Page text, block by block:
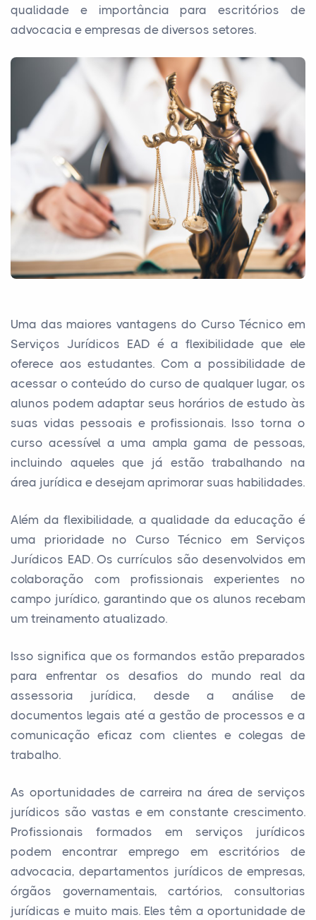
qualidade e importância para escritórios de
advocacia e empresas de diversos setores.
Uma das maiores vantagens do Curso Técnico em
Serviços Jurídicos EAD é a flexibilidade que ele
oferece aos estudantes. Com a possibilidade de
acessar o conteúdo do curso de qualquer lugar, os
alunos podem adaptar seus horários de estudo às
suas vidas pessoais e profissionais. Isso torna o
curso acessível a uma ampla gama de pessoas,
incluindo aqueles que já estão trabalhando na
área jurídica e desejam aprimorar suas habilidades.
Além da flexibilidade, a qualidade da educação é
uma prioridade no Curso Técnico em Serviços
Jurídicos EAD. Os currículos são desenvolvidos em
colaboração com profissionais experientes no
campo jurídico, garantindo que os alunos recebam
um treinamento atualizado.
Isso significa que os formandos estão preparados
para enfrentar os desafios do mundo real da
assessoria jurídica, desde a análise de
documentos legais até a gestão de processos e a
comunicação eficaz com clientes e colegas de
trabalho.
As oportunidades de carreira na área de serviços
jurídicos são vastas e em constante crescimento.
Profissionais formados em serviços jurídicos
podem encontrar emprego em escritórios de
advocacia, departamentos jurídicos de empresas,
órgãos governamentais, cartórios, consultorias
jurídicas e muito mais. Eles têm a oportunidade de